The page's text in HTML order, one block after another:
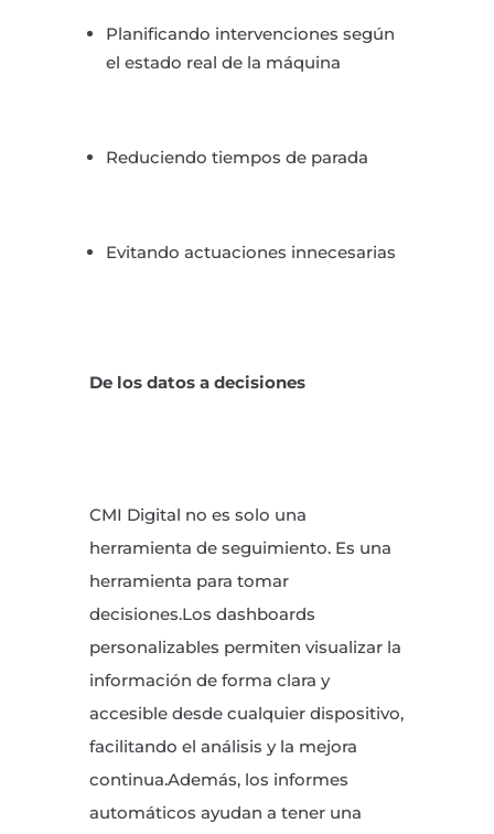
Planificando intervenciones según
el estado real de la máquina
Reduciendo tiempos de parada
Evitando actuaciones innecesarias
De los datos a decisiones
CMI Digital no es solo una
herramienta de seguimiento. Es una
herramienta para tomar
decisiones.Los dashboards
personalizables permiten visualizar la
información de forma clara y
accesible desde cualquier dispositivo,
facilitando el análisis y la mejora
continua.Además, los informes
automáticos ayudan a tener una